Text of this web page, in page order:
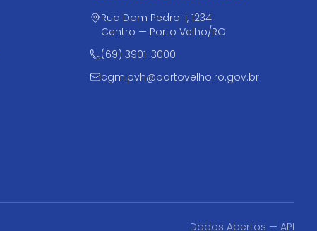
Rua Dom Pedro II, 1234
Centro — Porto Velho/RO
(69) 3901-3000
cgm.pvh@portovelho.ro.gov.br
Dados Abertos — API